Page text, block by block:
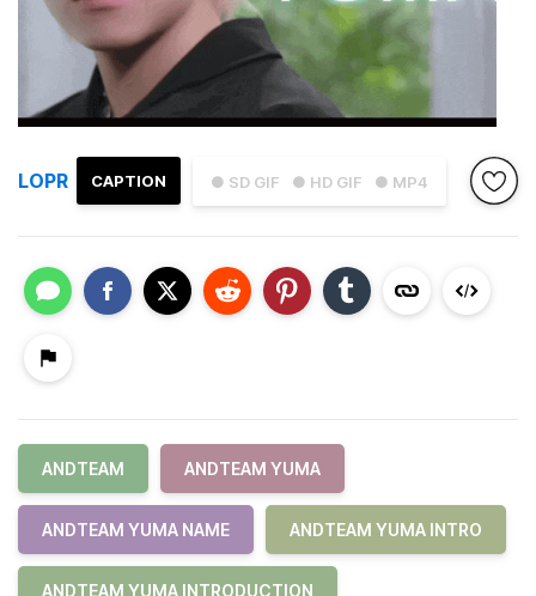
● SD GIF ● HD GIF ● MP4
CAPTION
LOPR
ANDTEAM ANDTEAM YUMA
ANDTEAM YUMA NAME ANDTEAM YUMA INTRO
ANDTEAM YUMA INTRODUCTION